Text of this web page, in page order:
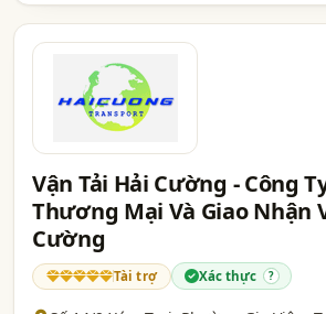
Vận Tải Hải Cường - Công
Thương Mại Và Giao Nhận
Cường
Tài trợ Xác thực ?